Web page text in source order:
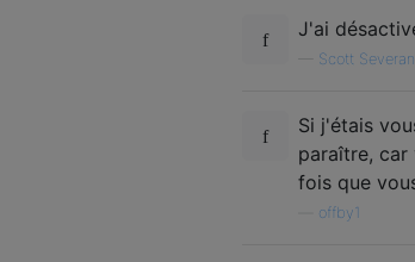
J'ai
Scott
Si j'étais
paraître, car
fois que
offby1